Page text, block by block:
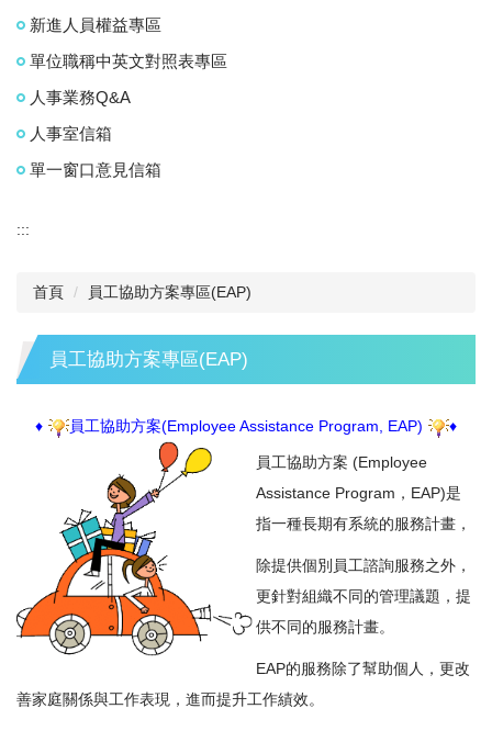
新進人員權益專區
單位職稱中英文對照表專區
人事業務Q&A
人事室信箱
單一窗口意見信箱
:::
首頁 員工協助方案專區(EAP)
員工協助方案專區(EAP)
♦ 員工協助方案(Employee Assistance Program, EAP) ♦
員工協助方案 (Employee
Assistance Program，EAP)是
指一種長期有系統的服務計畫，
除提供個別員工諮詢服務之外，
更針對組織不同的管理議題，提
供不同的服務計畫。
EAP的服務除了幫助個人，更改
善家庭關係與工作表現，進而提升工作績效。